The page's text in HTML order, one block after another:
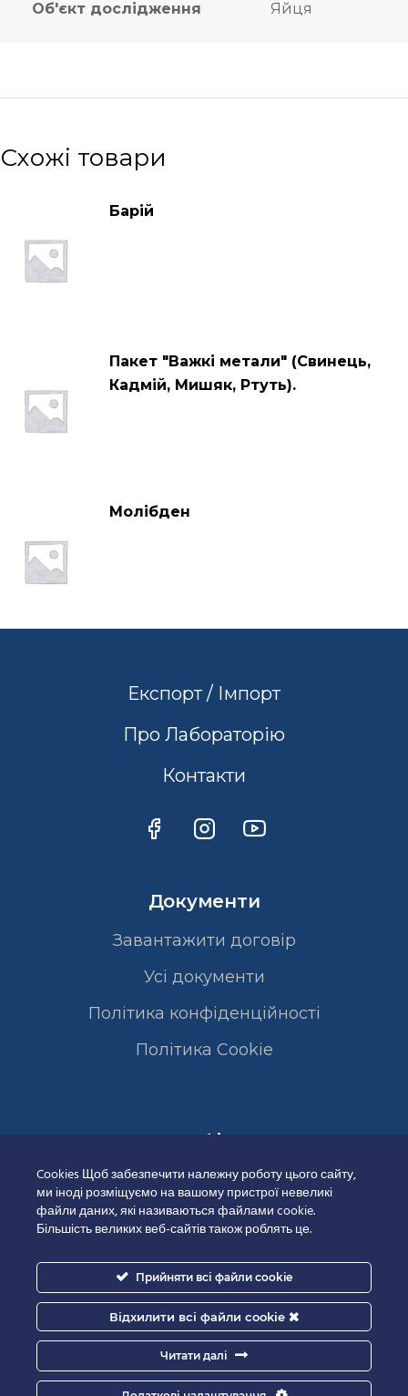
Об'єкт дослідження
Яйця
Схожі товари
Барій
Пакет "Важкі метали" (Свинець,
Кадмій, Мишяк, Ртуть).
Молібден
Експорт / Імпорт
Про Лабораторію
Контакти
Документи
Завантажити договір
Усі документи
Політика конфіденційності
Полiтика Cookie
Сертифікати
Cookies Щоб забезпечити належну роботу цього сайту,
ми іноді розміщуємо на вашому пристрої невеликі
файли даних, які називаються файлами cookie.
Більшість великих веб-сайтів також роблять це.
Прийняти всі файли cookie
Відхилити всі файли cookie
Читати далі